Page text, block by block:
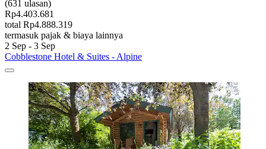
(631 ulasan)
Rp4.403.681
total Rp4.888.319
termasuk pajak & biaya lainnya
2 Sep - 3 Sep
Cobblestone Hotel & Suites - Alpine